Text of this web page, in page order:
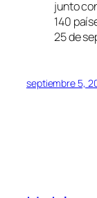
junto
140
25 de
septiembre 5,